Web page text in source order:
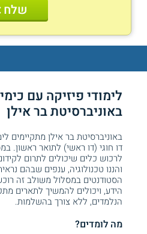
שלח
לימודי פיזיקה עם
באוניברסיטת בר אילן
באוניברסיטת בר אילן מתקיימים
דו חוגי (דו ראשי) לתואר ראשון.
לרכוש כלים שיכולים לתרום
והננו טכנולוגיה, ענפים שבהם
הסטודנטים במסלול משולב זה
הידע, ויכולים להמשיך לתארים
הנלמדים, ללא צורך בהשלמות.
מה לומדים?